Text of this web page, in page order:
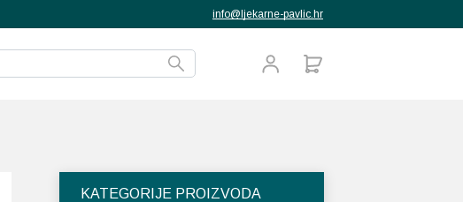
info@ljekarne-pavlic.hr
KATEGORIJE PROIZVODA